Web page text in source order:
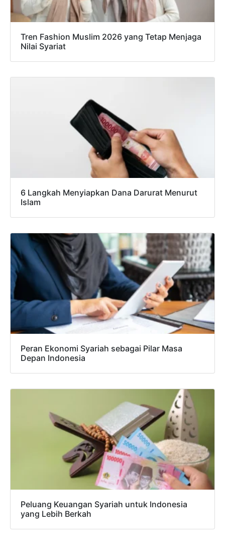
Tren Fashion Muslim 2026 yang Tetap Menjaga
Nilai Syariat
6 Langkah Menyiapkan Dana Darurat Menurut
Islam
Peran Ekonomi Syariah sebagai Pilar Masa
Depan Indonesia
Peluang Keuangan Syariah untuk Indonesia
yang Lebih Berkah